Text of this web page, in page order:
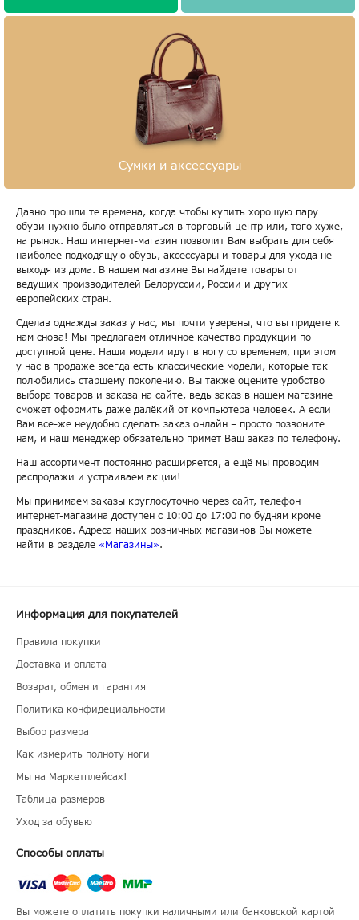
Сумки и аксессуары
Давно прошли те времена, когда чтобы купить хорошую пару
обуви нужно было отправляться в торговый центр или, того хуже,
на рынок. Наш интернет-магазин позволит Вам выбрать для себя
наиболее подходящую обувь, аксессуары и товары для ухода не
выходя из дома. В нашем магазине Вы найдете товары от
ведущих производителей Белоруссии, России и других
европейских стран.
Сделав однажды заказ у нас, мы почти уверены, что вы придете к
нам снова! Мы предлагаем отличное качество продукции по
доступной цене. Наши модели идут в ногу со временем, при этом
у нас в продаже всегда есть классические модели, которые так
полюбились старшему поколению. Вы также оцените удобство
выбора товаров и заказа на сайте, ведь заказ в нашем магазине
сможет оформить даже далёкий от компьютера человек. А если
Вам все-же неудобно сделать заказ онлайн – просто позвоните
нам, и наш менеджер обязательно примет Ваш заказ по телефону.
Наш ассортимент постоянно расширяется, а ещё мы проводим
распродажи и устраиваем акции!
Мы принимаем заказы круглосуточно через сайт, телефон
интернет-магазина доступен с 10:00 до 17:00 по будням кроме
праздников. Адреса наших розничных магазинов Вы можете
найти в разделе «Магазины».
Информация для покупателей
Правила покупки
Доставка и оплата
Возврат, обмен и гарантия
Политика конфидециальности
Выбор размера
Как измерить полноту ноги
Мы на Маркетплейсах!
Таблица размеров
Уход за обувью
Способы оплаты
Вы можете оплатить покупки наличными или банковской картой